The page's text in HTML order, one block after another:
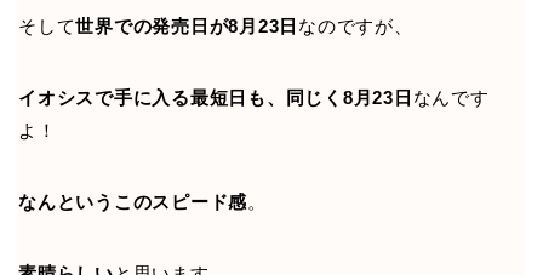
そして世界での発売日が8月23日 なのですが、
イオシスで手に入る最短日も、同じく8月23日 なんです
よ！
なんというこのスピード感。